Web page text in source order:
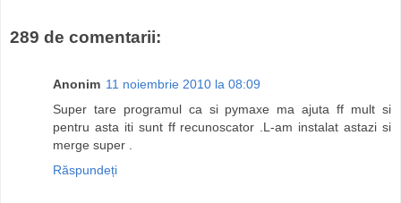
289 de comentarii:
Anonim 11 noiembrie 2010 la 08:09
Super tare programul ca si pymaxe ma ajuta ff mult si
pentru asta iti sunt ff recunoscator .L-am instalat astazi si
merge super .
Răspundeți